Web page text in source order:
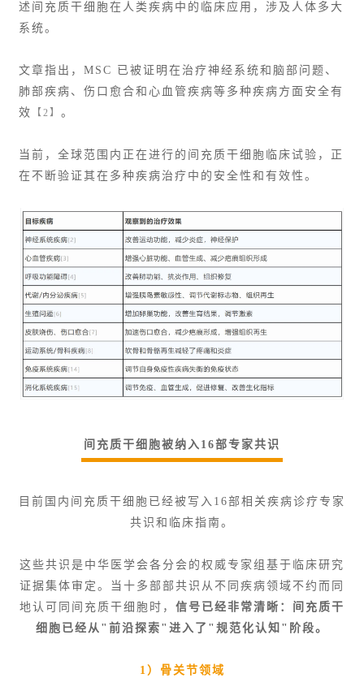
述间充质干细胞在人类疾病中的临床应用，涉及人体多大
系统。
文章指出，MSC 已被证明在治疗神经系统和脑部问题、
肺部疾病、伤口愈合和心血管疾病等多种疾病方面安全有
效
【2】 。
当前，全球范围内正在进行的间充质干细胞临床试验，正
在不断验证其在多种疾病治疗中的安全性和有效性。
间充质干细胞被纳入16部专家共识
目前国内间充质干细胞已经被写入16部相关疾病诊疗专家
共识和临床指南。
这些共识是中华医学会各分会的权威专家组基于临床研究
证据集体审定。当十多部部共识从不同疾病领域不约而同
地认可同间充质干细胞时， 信号已经非常清晰：间充质干
细胞已经从"前沿探索"进入了"规范化认知"阶段。
1）骨关节领域